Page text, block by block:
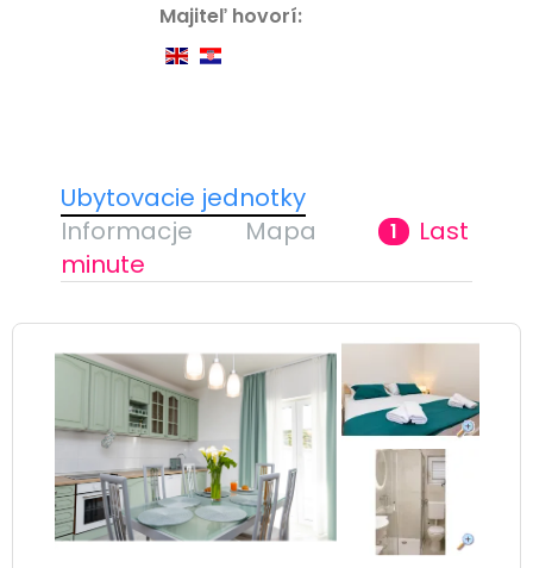
Majiteľ hovorí:
Ubytovacie jednotky
Informacje
Mapa 1
Last
minute